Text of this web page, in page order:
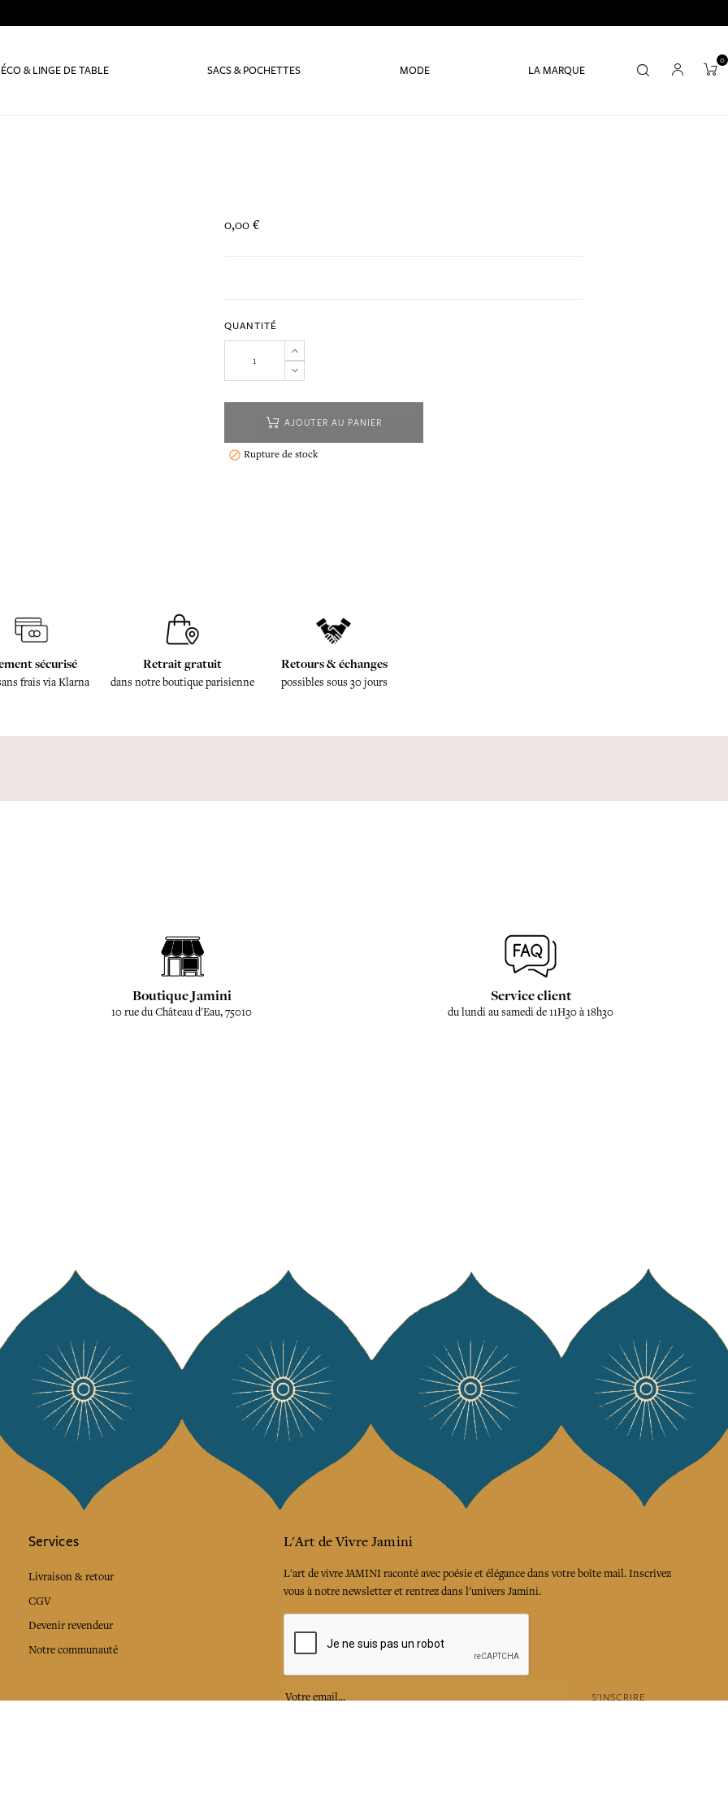
& LINGE DE TABLE SACS & POCHETTES MODE LA MARQUE
0
0,00 €
QUANTITÉ
AJOUTER AU PANIER
 Rupture de stock
sécurisé
frais via Klarna
Retrait gratuit
dans notre boutique parisienne
Retours & échanges
possibles sous 30 jours
Boutique Jamini
10 rue du Château d'Eau, 75010
Service client
du lundi au samedi de 11H30 à 18h30
Services
Livraison & retour
CGV
Devenir revendeur
Notre communauté
L'Art de Vivre Jamini
L'art de vivre JAMINI raconté avec poésie et élégance dans votre boîte mail. Inscrivez
vous à notre newsletter et rentrez dans l'univers Jamini.
S'INSCRIRE